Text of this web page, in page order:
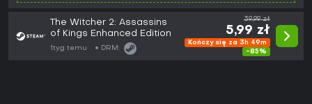
The Witcher 2: Assassins
of Kings Enhanced Edition
1tyg temu DRM:
39,99 zł
5,99 zł
Kończy się za 3h 49m
-85%